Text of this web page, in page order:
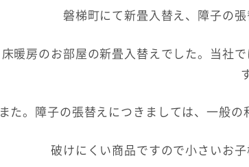
磐梯町にて新畳入替え、障子の
床暖房のお部屋の新畳入替えでした。当社
また。障子の張替えにつきましては、一般
破けにくい商品ですので小さいお